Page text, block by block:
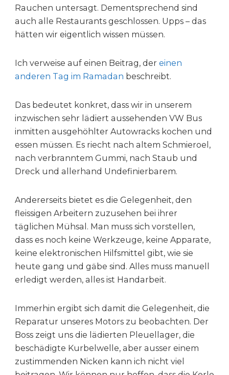
Rauchen untersagt. Dementsprechend sind
auch alle Restaurants geschlossen. Upps – das
hätten wir eigentlich wissen müssen.
Ich verweise auf einen Beitrag, der einen
anderen Tag im Ramadan beschreibt.
Das bedeutet konkret, dass wir in unserem
inzwischen sehr lädiert aussehenden VW Bus
inmitten ausgehöhlter Autowracks kochen und
essen müssen. Es riecht nach altem Schmieroel,
nach verbranntem Gummi, nach Staub und
Dreck und allerhand Undefinierbarem.
Andererseits bietet es die Gelegenheit, den
fleissigen Arbeitern zuzusehen bei ihrer
täglichen Mühsal. Man muss sich vorstellen,
dass es noch keine Werkzeuge, keine Apparate,
keine elektronischen Hilfsmittel gibt, wie sie
heute gang und gäbe sind. Alles muss manuell
erledigt werden, alles ist Handarbeit.
Immerhin ergibt sich damit die Gelegenheit, die
Reparatur unseres Motors zu beobachten. Der
Boss zeigt uns die lädierten Pleuellager, die
beschädigte Kurbelwelle, aber ausser einem
zustimmenden Nicken kann ich nicht viel